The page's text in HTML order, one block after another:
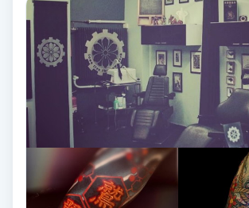
Nagelförstärkning
Nagelklippning
Nagelsvamp
Nageltrång
Nagelvård